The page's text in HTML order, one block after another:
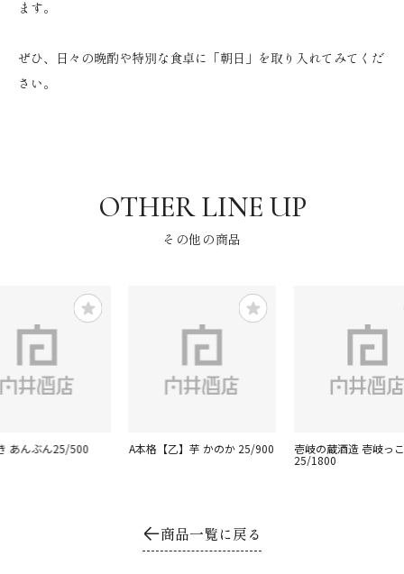
ます。
ぜひ、日々の晩酌や特別な食卓に「朝日」を取り入れてみてくだ
さい。
その他の商品
あんぶん25/500 A本格【乙】芋 かのか 25/900 壱岐の蔵酒造 壱岐っこ
25/1800
商品一覧に戻る